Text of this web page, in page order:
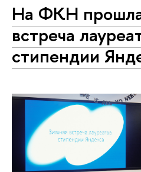
На ФКН
встреча
стипендии